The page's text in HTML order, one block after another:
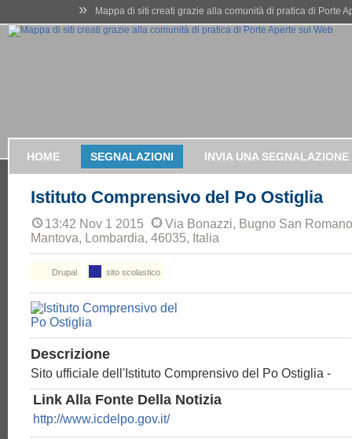
» Mappa di siti creati grazie alla comunità di pratica di Porte
HOME SEGNALAZIONI INVIA UNA SEGNALAZIONE
Istituto Comprensivo del Po Ostiglia
13:42 Nov 1 2015
Via Bonazzi, Bugno San
Mantova, Lombardia, 46035, Italia
Drupal sito scolastico
Descrizione
Sito ufficiale dell'Istituto Comprensivo del Po Ostiglia -
Link Alla Fonte Della Notizia
http://www.icdelpo.gov.it/